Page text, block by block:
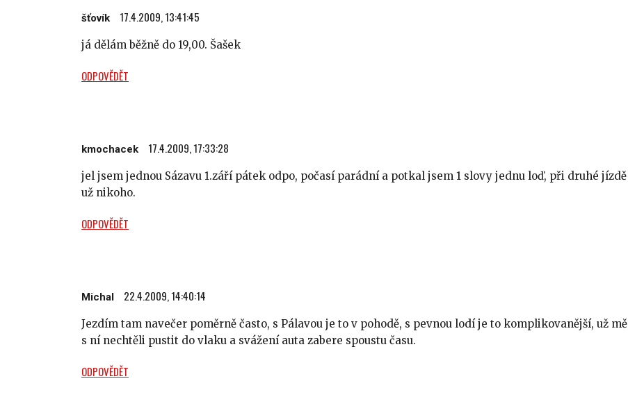
šťovík 17.4.2009, 13:41:45
já dělám běžně do 19,00. Šašek
ODPOVĚDĚT
kmochacek 17.4.2009, 17:33:28
jel jsem jednou Sázavu 1.září pátek odpo, počasí parádní a potkal jsem 1 slovy jednu loď, při druhé jízdě
už nikoho.
ODPOVĚDĚT
Michal 22.4.2009, 14:40:14
Jezdím tam navečer poměrně často, s Pálavou je to v pohodě, s pevnou lodí je to komplikovanější, už mě
s ní nechtěli pustit do vlaku a svážení auta zabere spoustu času.
ODPOVĚDĚT